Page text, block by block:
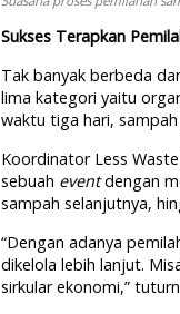
Sukses Terapkan
Tak banyak berbeda
lima kategori yaitu
waktu tiga hari,
Koordinator Less
sebuah eventdengan
sampah selanjutnya,
“Dengan adanya
dikelola lebih lanjut.
sirkular ekonomi,”